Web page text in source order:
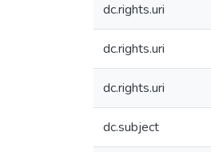
dc.rights.uri
dc.rights.uri
dc.rights.uri
dc.subject